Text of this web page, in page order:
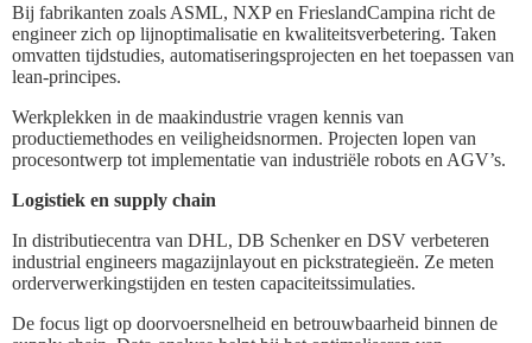
Bij fabrikanten zoals ASML, NXP en FrieslandCampina richt de
engineer zich op lijnoptimalisatie en kwaliteitsverbetering. Taken
omvatten tijdstudies, automatiseringsprojecten en het toepassen van
lean-principes.
Werkplekken in de maakindustrie vragen kennis van
productiemethodes en veiligheidsnormen. Projecten lopen van
procesontwerp tot implementatie van industriële robots en AGV’s.
Logistiek en supply chain
In distributiecentra van DHL, DB Schenker en DSV verbeteren
industrial engineers magazijnlayout en pickstrategieën. Ze meten
orderverwerkingstijden en testen capaciteitssimulaties.
De focus ligt op doorvoersnelheid en betrouwbaarheid binnen de